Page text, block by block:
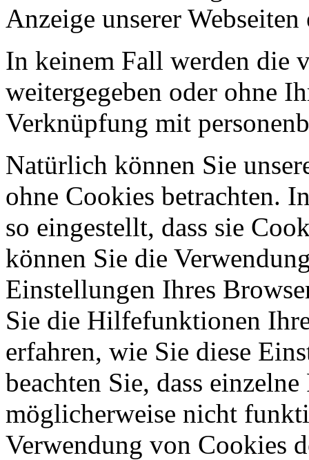
Anzeige unserer
In keinem Fall werden die
weitergegeben oder ohne
Verknüpfung mit
Natürlich können Sie
ohne Cookies betrachten.
so eingestellt, dass sie
können Sie die
Einstellungen Ihres
Sie die Hilfefunktionen
erfahren, wie Sie diese
beachten Sie, dass
möglicherweise nicht
Verwendung von Cookies